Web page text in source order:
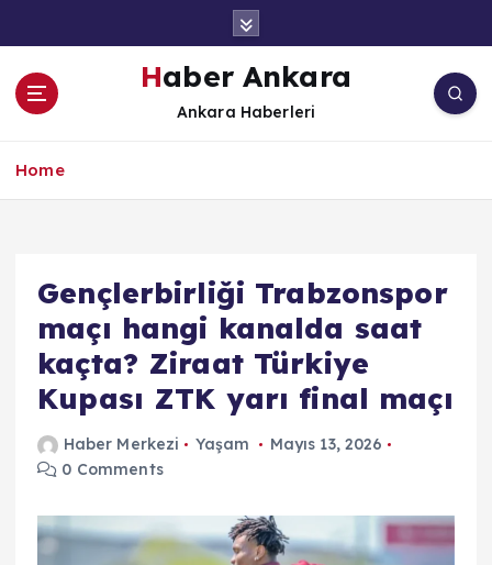
Haber Ankara
Ankara Haberleri
Home
Gençlerbirliği Trabzonspor
maçı hangi kanalda saat
kaçta? Ziraat Türkiye
Kupası ZTK yarı final maçı
Haber Merkezi Yaşam
Mayıs 13, 2026
0 Comments